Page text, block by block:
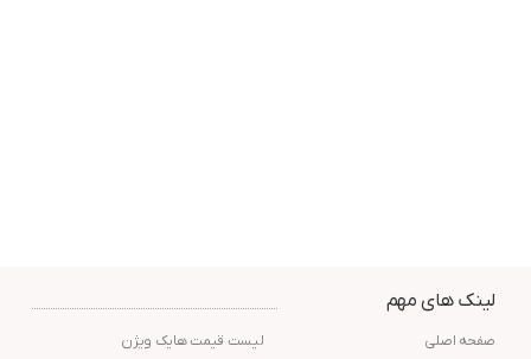
لینک های مهم
صفحه اصلی
لیست قیمت هایک ویژن